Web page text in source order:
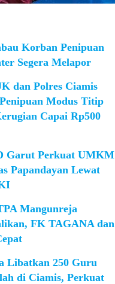
Korban Penipuan
Segera Melapor
dan Polres Ciamis
Modus Titip
Capai Rp500
Garut Perkuat UMKM
Papandayan Lewat
Mangunreja
FK TAGANA dan
Libatkan 250 Guru
di Ciamis, Perkuat